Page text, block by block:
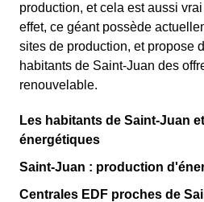
production, et cela est aussi
effet, ce géant possède
sites de production, et propose
habitants de Saint-Juan des
renouvelable.
Les habitants de Saint-Juan
énergétiques
Saint-Juan : production
Centrales EDF proches de